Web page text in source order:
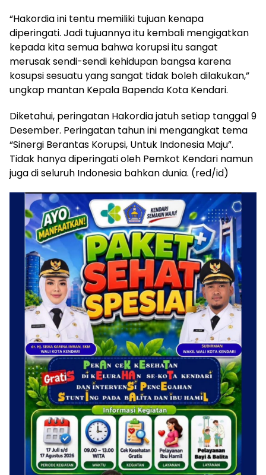
“Hakordia ini tentu memiliki tujuan kenapa
diperingati. Jadi tujuannya itu kembali mengigatkan
kepada kita semua bahwa korupsi itu sangat
merusak sendi-sendi kehidupan bangsa karena
kosupsi sesuatu yang sangat tidak boleh dilakukan,”
ungkap mantan Kepala Bapenda Kota Kendari.
Diketahui, peringatan Hakordia jatuh setiap tanggal 9
Desember. Peringatan tahun ini mengangkat tema
“Sinergi Berantas Korupsi, Untuk Indonesia Maju”.
Tidak hanya diperingati oleh Pemkot Kendari namun
juga di seluruh Indonesia bahkan dunia. (red/id)